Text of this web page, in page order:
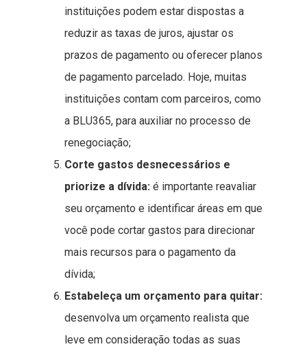
instituições podem estar dispostas a
reduzir as taxas de juros, ajustar os
prazos de pagamento ou oferecer planos
de pagamento parcelado. Hoje, muitas
instituições contam com parceiros, como
a BLU365, para auxiliar no processo de
renegociação;
Corte gastos desnecessários e
priorize a dívida: é importante reavaliar
seu orçamento e identificar áreas em que
você pode cortar gastos para direcionar
mais recursos para o pagamento da
dívida;
Estabeleça um orçamento para quitar:
desenvolva um orçamento realista que
leve em consideração todas as suas